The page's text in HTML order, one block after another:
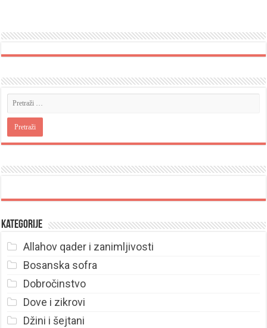
Kategorije
Allahov qader i zanimljivosti
Bosanska sofra
Dobročinstvo
Dove i zikrovi
Džini i šejtani